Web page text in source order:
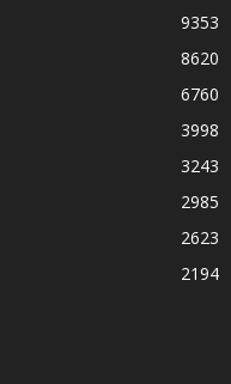
9353
8620
6760
3998
3243
2985
2623
2194